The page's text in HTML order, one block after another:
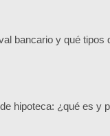
bancario y qué tipos
hipoteca: ¿qué es y